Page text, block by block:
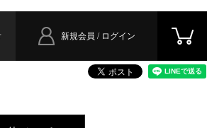
新規会員 / ログイン